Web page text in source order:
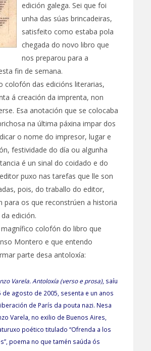
edición galega. Sei que foi
unha das súas brincadeiras,
satisfeito como estaba pola
chegada do novo libro que
nos preparou para a
fin de semana.
colofón das edicións literarias,
á creación da imprenta, non
Esa anotación que se colocaba
na última páxina impar dos
o nome do impresor, lugar e
festividade do día ou algunha
é un sinal do coidado e do
puxo nas tarefas que lle son
pois, do traballo do editor,
para os que reconstrúen a historia
edición.
colofón do libro que
Montero e que entendo
parte desa antoloxía:
Varela. Antoloxía (verso e prosa), saíu
agosto de 2005, sesenta e un anos
de París da pouta nazi. Nesa
Varela, no exilio de Buenos Aires,
poético titulado “Ofrenda a los
poema no que tamén saúda ós